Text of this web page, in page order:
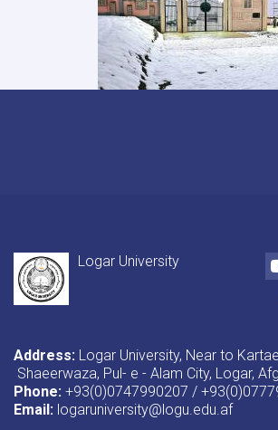
Logar University
Address: Logar University, Near to
Shaeerwaza, Pul- e - Alam City, Logar,
Phone: +93(0)0747990207 /
Email: logaruniversity@logu.edu.af